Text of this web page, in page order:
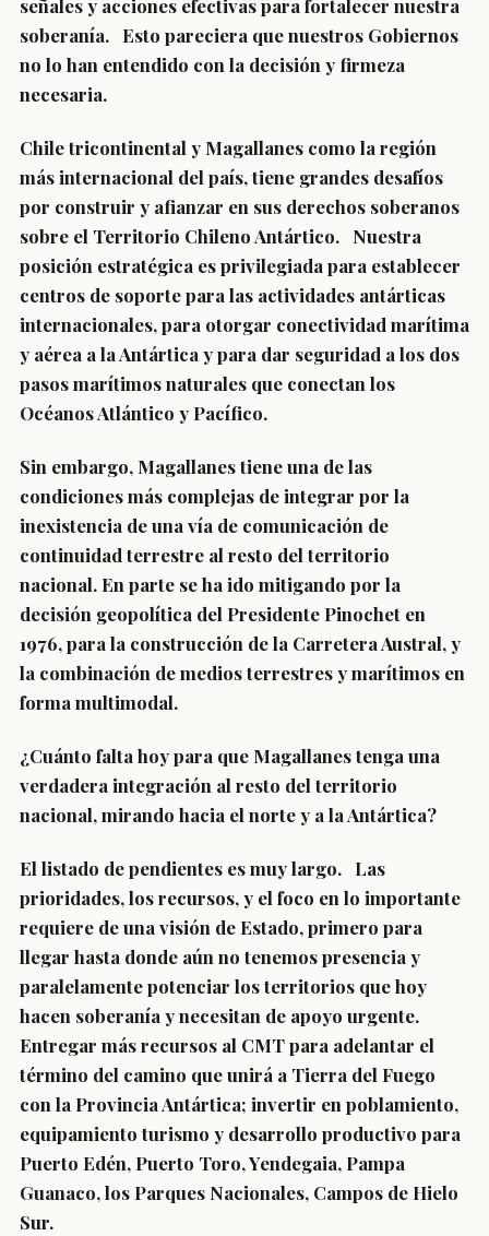
señales y acciones efectivas para fortalecer nuestra
soberanía. Esto pareciera que nuestros Gobiernos
no lo han entendido con la decisión y firmeza
necesaria.
Chile tricontinental y Magallanes como la región
más internacional del país, tiene grandes desafíos
por construir y afianzar en sus derechos soberanos
sobre el Territorio Chileno Antártico. Nuestra
posición estratégica es privilegiada para establecer
centros de soporte para las actividades antárticas
internacionales, para otorgar conectividad marítima
y aérea a la Antártica y para dar seguridad a los dos
pasos marítimos naturales que conectan los
Océanos Atlántico y Pacífico.
Sin embargo, Magallanes tiene una de las
condiciones más complejas de integrar por la
inexistencia de una vía de comunicación de
continuidad terrestre al resto del territorio
nacional. En parte se ha ido mitigando por la
decisión geopolítica del Presidente Pinochet en
1976, para la construcción de la Carretera Austral, y
la combinación de medios terrestres y marítimos en
forma multimodal.
¿Cuánto falta hoy para que Magallanes tenga una
verdadera integración al resto del territorio
nacional, mirando hacia el norte y a la Antártica?
El listado de pendientes es muy largo. Las
prioridades, los recursos, y el foco en lo importante
requiere de una visión de Estado, primero para
llegar hasta donde aún no tenemos presencia y
paralelamente potenciar los territorios que hoy
hacen soberanía y necesitan de apoyo urgente.
Entregar más recursos al CMT para adelantar el
término del camino que unirá a Tierra del Fuego
con la Provincia Antártica; invertir en poblamiento,
equipamiento turismo y desarrollo productivo para
Puerto Edén, Puerto Toro, Yendegaia, Pampa
Guanaco, los Parques Nacionales, Campos de Hielo
Sur.